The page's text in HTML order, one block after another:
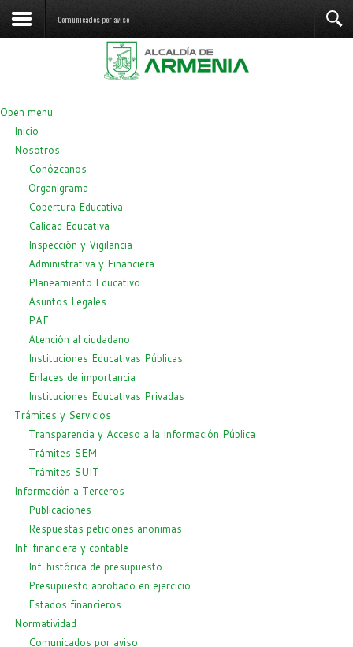
Comunicados por aviso
Open menu
Inicio
Nosotros
Conózcanos
Organigrama
Cobertura Educativa
Calidad Educativa
Inspección y Vigilancia
Administrativa y Financiera
Planeamiento Educativo
Asuntos Legales
PAE
Atención al ciudadano
Instituciones Educativas Públicas
Enlaces de importancia
Instituciones Educativas Privadas
Trámites y Servicios
Transparencia y Acceso a la Información Pública
Trámites SEM
Trámites SUIT
Información a Terceros
Publicaciones
Respuestas peticiones anonimas
Inf. financiera y contable
Inf. histórica de presupuesto
Presupuesto aprobado en ejercicio
Estados financieros
Normatividad
Comunicados por aviso